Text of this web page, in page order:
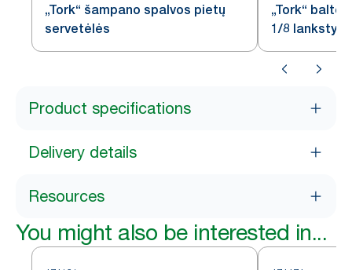
„Tork“ šampano spalvos pietų
servetėlės
„Tork“
1/8
Product specifications
Delivery details
Resources
You might also be interested in...